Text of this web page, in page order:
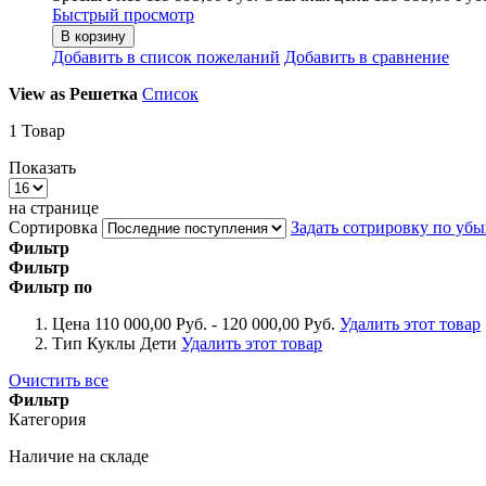
Быстрый просмотр
В корзину
Добавить в список пожеланий Добавить в сравнение
View as Решетка Список
1 Товар
Показать
на странице
Сортировка
Задать сотрировку по
Фильтр
Фильтр
Фильтр по
Цена 110 000,00 Руб. - 120 000,00 Руб. Удалить этот товар
Тип Куклы Дети Удалить этот товар
Очистить все
Фильтр
Категория
Наличие на складе